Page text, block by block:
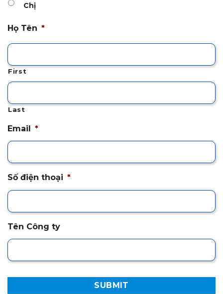
Chị
Họ Tên *
First
Last
Email *
Số điện thoại *
Tên Công ty